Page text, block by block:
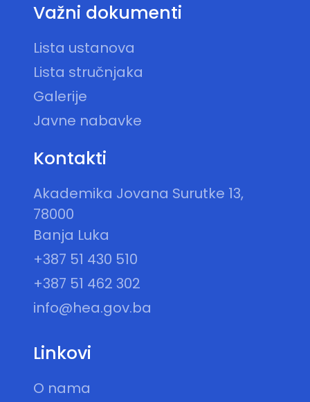
Važni dokumenti
Lista ustanova
Lista stručnjaka
Galerije
Javne nabavke
Kontakti
Akademika Jovana Surutke 13,
78000
Banja Luka
+387 51 430 510
+387 51 462 302
info@hea.gov.ba
Linkovi
O nama